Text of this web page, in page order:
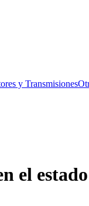
y Transmisiones
el